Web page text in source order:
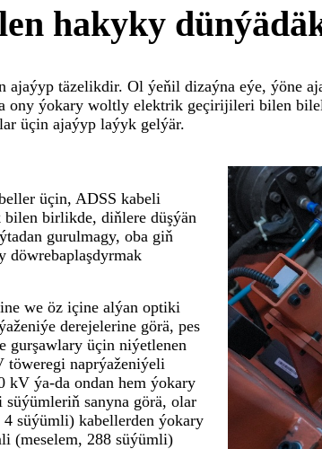
hakyky
ajaýyp täzelikdir. Ol ýeňil dizaýna eýe,
ony ýokary woltly elektrik geçirijileri bilen
üçin ajaýyp laýyk gelýär.
üçin, ADSS kabeli
birlikde, diňlere düşýän
gurulmagy, oba giň
döwrebaplaşdyrmak
we öz içine alýan optiki
derejelerine görä, pes
gurşawlary üçin niýetlenen
naprýaženiýeli
kV ýa-da ondan hem ýokary
sanyna görä, olar
süýümli) kabellerden ýokary
(meselem, 288 süýümli)